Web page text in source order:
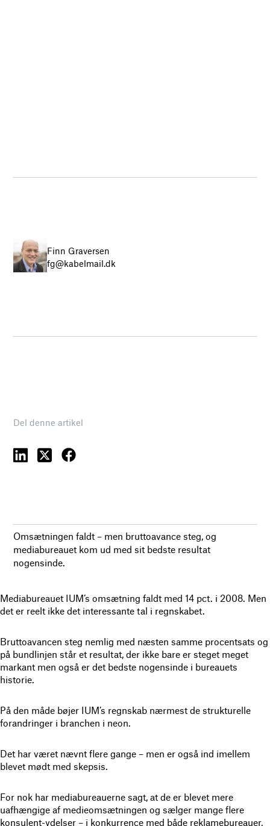
Finn Graversen
fg@kabelmail.dk
Del denne artikel
Omsætningen faldt – men bruttoavance steg, og
mediabureauet kom ud med sit bedste resultat
nogensinde.
Mediabureauet IUM’s omsætning faldt med 14 pct. i 2008. Men
det er reelt ikke det interessante tal i regnskabet.
Bruttoavancen steg nemlig med næsten samme procentsats og
på bundlinjen står et resultat, der ikke bare er steget meget
markant men også er det bedste nogensinde i bureauets
historie.
På den måde bøjer IUM’s regnskab nærmest de strukturelle
forandringer i branchen i neon.
Det har været nævnt flere gange – men er også ind imellem
blevet mødt med skepsis.
For nok har mediabureauerne sagt, at de er blevet mere
uafhængige af medieomsætningen og sælger mange flere
konsulent-ydelser – i konkurrence med både reklamebureauer,